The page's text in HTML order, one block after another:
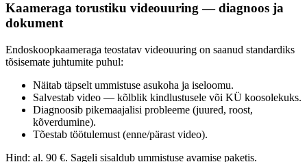
Kaameraga torustiku videouuring — diagnoos ja
dokument
Endoskoopkaameraga teostatav videouuring on saanud standardiks
tõsisemate juhtumite puhul:
Näitab täpselt ummistuse asukoha ja iseloomu.
Salvestab video — kõlblik kindlustusele või KÜ koosolekuks.
Diagnoosib pikemaajalisi probleeme (juured, roost,
kõverdumine).
Tõestab töötulemust (enne/pärast video).
Hind: al. 90 €. Sageli sisaldub ummistuse avamise paketis.